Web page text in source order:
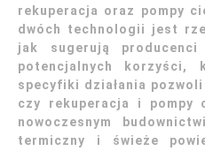
rekuperacja oraz pompy
dwóch technologii jest
jak sugerują
potencjalnych korzyści,
specyfiki działania
czy rekuperacja i pompy
nowoczesnym
termiczny i świeże